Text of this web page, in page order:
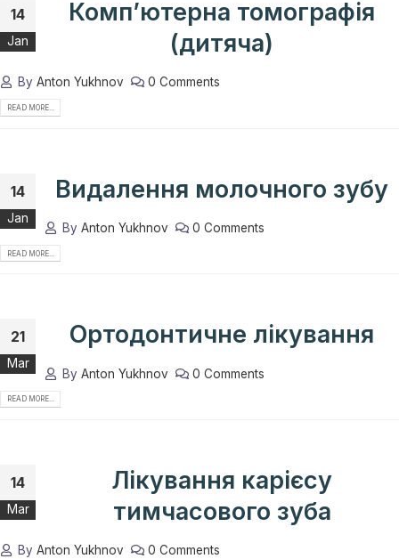
14
Jan
Комп’ютерна томографія
(дитяча)
By Anton Yukhnov 0 Comments
READ MORE...
14
Jan
Видалення молочного зубу
By Anton Yukhnov 0 Comments
READ MORE...
21
Mar
Ортодонтичне лікування
By Anton Yukhnov 0 Comments
READ MORE...
14
Mar
Лікування карієсу
тимчасового зуба
By Anton Yukhnov 0 Comments